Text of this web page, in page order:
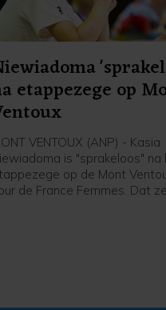
etappezege op
VENTOUX (ANP) - Kasia
is "sprakeloos" na
op de Mont
de France Femmes. Dat